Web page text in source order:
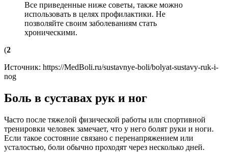
Все приведенные ниже советы, также можно
использовать в целях профилактики. Не
позволяйте своим заболеваниям стать
хроническими.
(2
Источник: https://MedBoli.ru/sustavnye-boli/bolyat-sustavy-ruk-i-
nog
Боль в суставах рук и ног
Часто после тяжелой физической работы или спортивной
тренировки человек замечает, что у него болят руки и ноги.
Если такое состояние связано с перенапряжением или
усталостью, боли обычно проходят через несколько дней.